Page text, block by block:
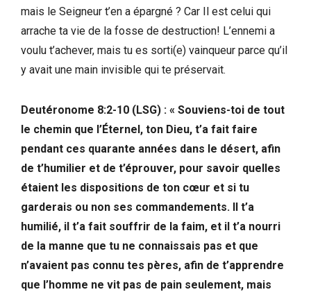
mais le Seigneur t’en a épargné ? Car Il est celui qui
arrache ta vie de la fosse de destruction! L’ennemi a
voulu t’achever, mais tu es sorti(e) vainqueur parce qu’il
y avait une main invisible qui te préservait.
Deutéronome 8:2-10 (LSG) : « Souviens-toi de tout
le chemin que l’Éternel, ton Dieu, t’a fait faire
pendant ces quarante années dans le désert, afin
de t’humilier et de t’éprouver, pour savoir quelles
étaient les dispositions de ton cœur et si tu
garderais ou non ses commandements. Il t’a
humilié, il t’a fait souffrir de la faim, et il t’a nourri
de la manne que tu ne connaissais pas et que
n’avaient pas connu tes pères, afin de t’apprendre
que l’homme ne vit pas de pain seulement, mais